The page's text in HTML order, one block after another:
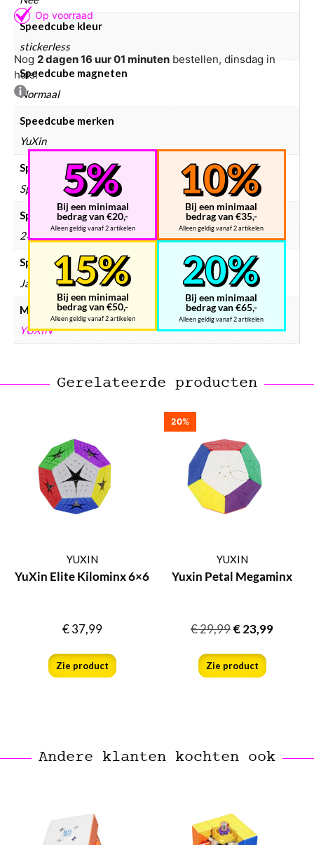
Speedcube kleur
stickerless
Speedcube magneten
Normaal
Speedcube merken
YuXin
Speedcube prijsklasse
Speedcube € 10 – € 25
Speedcube type
2×2
Speedcube WCA puzzels
Ja
Merken
YUXIN
Nog2 dagen 16 uur 01 minutenbestellen, dinsdag in
huis!
Bij een minimaal
bedrag van €20,-
Alleen geldig vanaf 2 artikelen
Bij een minimaal
bedrag van €35,-
Alleen geldig vanaf 2 artikelen
Bij een minimaal
bedrag van €50,-
Alleen geldig vanaf 2 artikelen
Bij een minimaal
bedrag van €65,-
Alleen geldig vanaf 2 artikelen
Gerelateerde producten
YUXIN
YuXin Elite Kilominx 6×6
€37,99
Zie product
20%
YUXIN
Yuxin Petal Megaminx
€29,99€23,99
Zie product
Andere klanten kochten ook